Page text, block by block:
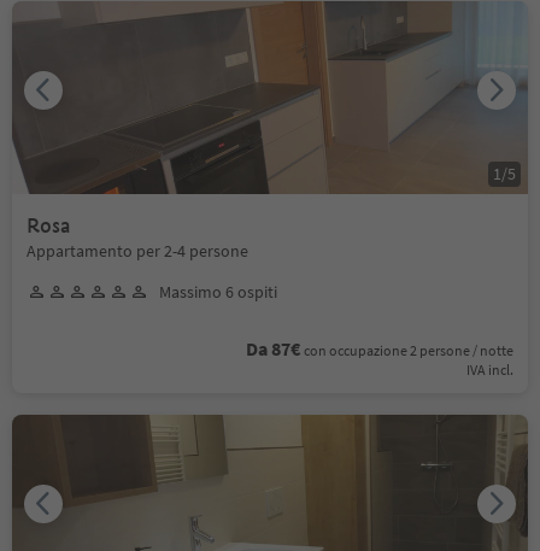
Rosa
Appartamento per 2-4 persone
Massimo 6 ospiti
Da 87€ con occupazione 2 persone / notte
IVA incl.
1 /5